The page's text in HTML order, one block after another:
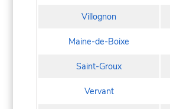
Villognon
Maine-de-Boixe
Saint-Groux
Vervant